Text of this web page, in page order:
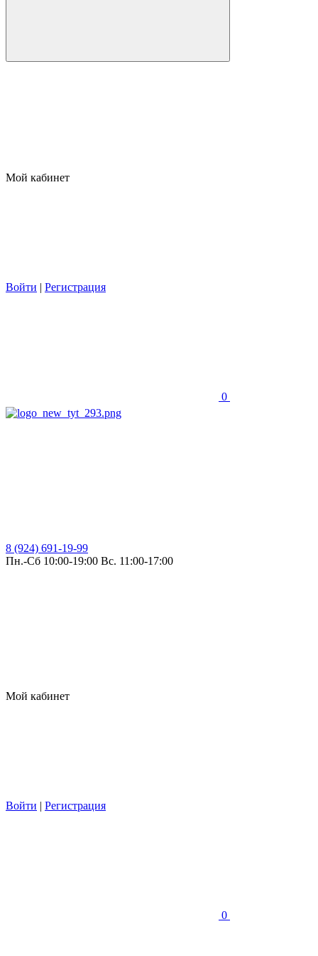
Мой кабинет
Войти | Регистрация
0
8 (924) 691-19-99
Пн.-Сб 10:00-19:00 Вс. 11:00-17:00
Мой кабинет
Войти | Регистрация
0